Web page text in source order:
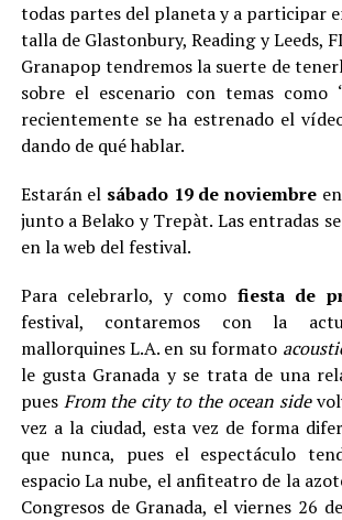
todas partes del planeta y a participar
talla de Glastonbury, Reading y Leeds,
Granapop tendremos la suerte de
sobre el escenario con temas como
recientemente se ha estrenado el
dando de qué hablar.
Estarán el sábado 19 de noviembre
junto a Belako y Trepàt. Las entradas
en la web del festival.
Para celebrarlo, y como fiesta de
festival, contaremos con la
mallorquines L.A. en su formato
le gusta Granada y se trata de una
pues From the city to the ocean side
vez a la ciudad, esta vez de forma
que nunca, pues el espectáculo
espacio La nube, el anfiteatro de la
Congresos de Granada, el viernes 26